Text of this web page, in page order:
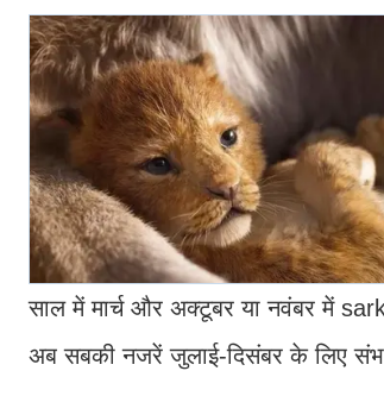
साल में मार्च और अक्टूबर या नवंबर में
अब सबकी नजरें जुलाई-दिसंबर के लिए